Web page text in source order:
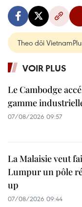
Theo dõi
VOIR PLUS
Le Cambodge
gamme
07/08/2026 09:57
La Malaisie veut
Lumpur un pôle
up
07/08/2026 09:44